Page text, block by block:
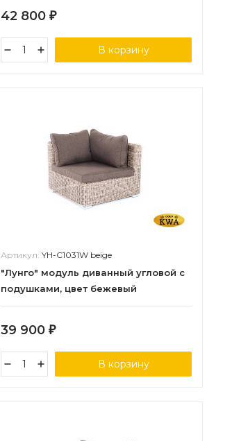
42 800₽
В корзину
Артикул:YH-C1031W beige
"Лунго" модуль диванный угловой с
подушками, цвет бежевый
39 900₽
В корзину